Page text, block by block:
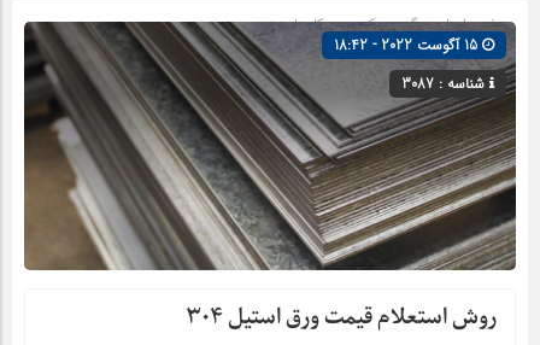
صفحه اصلی» گروه »کسب و کارها
شناسه : 3087
روش استعلام قیمت ورق استیل ۳۰۴